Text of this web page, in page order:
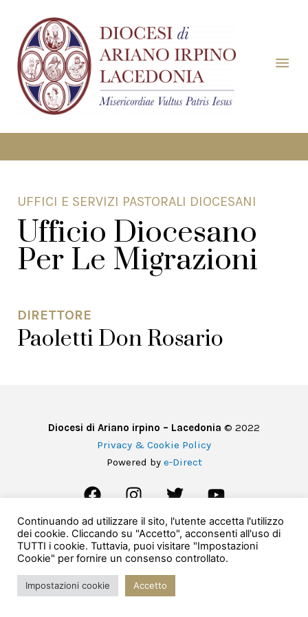
UFFICI E SERVIZI PASTORALI DIOCESANI
Ufficio Diocesano
Per Le Migrazioni
DIRETTORE
Paoletti Don Rosario
Diocesi di Ariano irpino – Lacedonia © 2022
Privacy & Cookie Policy
Powered by e-Direct
Continuando ad utilizzare il sito, l'utente accetta l'utilizzo
dei cookie. Cliccando su "Accetto", acconsenti all'uso di
TUTTI i cookie. Tuttavia, puoi visitare "Impostazioni
Cookie" per fornire un consenso controllato.
Impostazioni cookie Accetto